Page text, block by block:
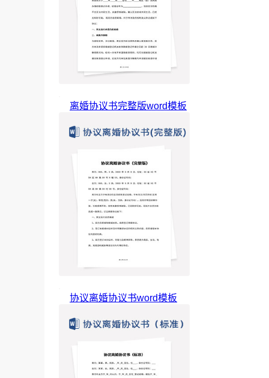
离婚协议书完整版word模板
协议离婚协议书word模板